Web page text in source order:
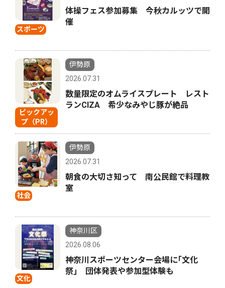
スポーツ
体操フェス参加募集 今秋カルッツで開
催
ピックアッ
プ（PR）
伊勢原
2026.07.31
数量限定のオムライスプレート レスト
ランCIZA 希少なみやじ豚が絶品
社会
伊勢原
2026.07.31
朝食の大切さ知って 南公民館で料理教
室
文化
神奈川区
2026.08.06
神奈川スポーツセンター会場に｢文化
祭｣ 団体発表や参加型体験も